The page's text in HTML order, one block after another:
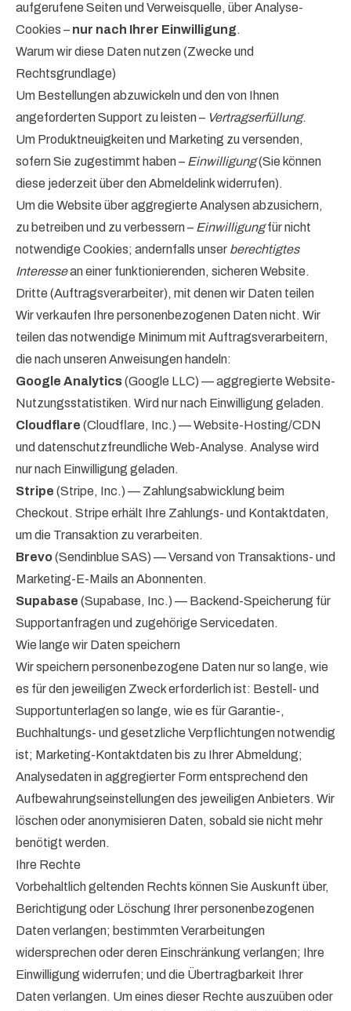
aufgerufene Seiten und Verweisquelle, über Analyse-
Cookies – nur nach Ihrer Einwilligung.
Warum wir diese Daten nutzen (Zwecke und
Rechtsgrundlage)
Um Bestellungen abzuwickeln und den von Ihnen
angeforderten Support zu leisten – Vertragserfüllung.
Um Produktneuigkeiten und Marketing zu versenden,
sofern Sie zugestimmt haben – Einwilligung(Sie können
diese jederzeit über den Abmeldelink widerrufen).
Um die Website über aggregierte Analysen abzusichern,
zu betreiben und zu verbessern – Einwilligungfür nicht
notwendige Cookies; andernfalls unser berechtigtes
Interessean einer funktionierenden, sicheren Website.
Dritte (Auftragsverarbeiter), mit denen wir Daten teilen
Wir verkaufen Ihre personenbezogenen Daten nicht. Wir
teilen das notwendige Minimum mit Auftragsverarbeitern,
die nach unseren Anweisungen handeln:
Google Analytics(Google LLC) — aggregierte Website-
Nutzungsstatistiken. Wird nur nach Einwilligung geladen.
Cloudflare (Cloudflare, Inc.) — Website-Hosting/CDN
und datenschutzfreundliche Web-Analyse. Analyse wird
nur nach Einwilligung geladen.
Stripe (Stripe, Inc.) — Zahlungsabwicklung beim
Checkout. Stripe erhält Ihre Zahlungs- und Kontaktdaten,
um die Transaktion zu verarbeiten.
Brevo(Sendinblue SAS) — Versand von Transaktions- und
Marketing-E-Mails an Abonnenten.
Supabase (Supabase, Inc.) — Backend-Speicherung für
Supportanfragen und zugehörige Servicedaten.
Wie lange wir Daten speichern
Wir speichern personenbezogene Daten nur so lange, wie
es für den jeweiligen Zweck erforderlich ist: Bestell- und
Supportunterlagen so lange, wie es für Garantie-,
Buchhaltungs- und gesetzliche Verpflichtungen notwendig
ist; Marketing-Kontaktdaten bis zu Ihrer Abmeldung;
Analysedaten in aggregierter Form entsprechend den
Aufbewahrungseinstellungen des jeweiligen Anbieters. Wir
löschen oder anonymisieren Daten, sobald sie nicht mehr
benötigt werden.
Ihre Rechte
Vorbehaltlich geltenden Rechts können Sie Auskunft über,
Berichtigung oder Löschung Ihrer personenbezogenen
Daten verlangen; bestimmten Verarbeitungen
widersprechen oder deren Einschränkung verlangen; Ihre
Einwilligung widerrufen; und die Übertragbarkeit Ihrer
Daten verlangen. Um eines dieser Rechte auszuüben oder